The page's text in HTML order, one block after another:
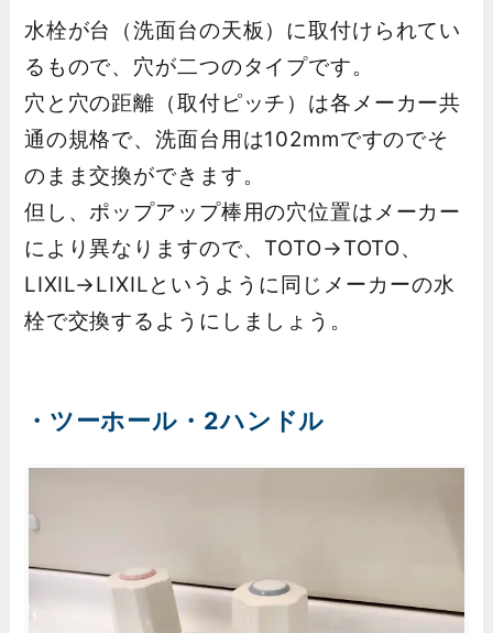
水栓が台（洗面台の天板）に取付けられてい
るもので、穴が二つのタイプです。
穴と穴の距離（取付ピッチ）は各メーカー共
通の規格で、洗面台用は102mmですのでそ
のまま交換ができます。
但し、ポップアップ棒用の穴位置はメーカー
により異なりますので、TOTO→TOTO、
LIXIL→LIXILというように同じメーカーの水
栓で交換するようにしましょう。
・ツーホール・2ハンドル